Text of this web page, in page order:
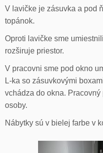
V lavičke je zásuvka a pod
topánok.
Oproti lavičke sme
rozširuje priestor.
V pracovni sme pod okno
L-ka so zásuvkovými
vchádza do okna.
osoby.
Nábytky sú v bielej farbe v